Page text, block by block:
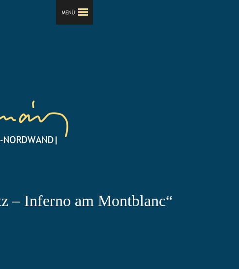
– Inferno am Montblanc“